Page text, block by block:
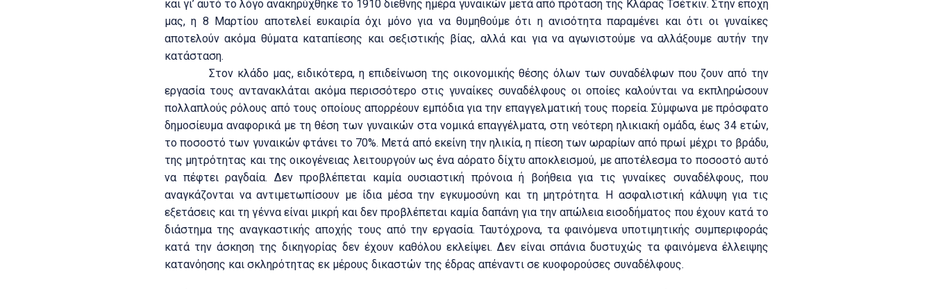
και γι’ αυτό το λόγο ανακηρύχθηκε το 1910 διεθνής ημέρα γυναικών μετά από πρόταση της Κλάρας Τσέτκιν. Στην εποχή
μας, η 8 Μαρτίου αποτελεί ευκαιρία όχι μόνο για να θυμηθούμε ότι η ανισότητα παραμένει και ότι οι γυναίκες
αποτελούν ακόμα θύματα καταπίεσης και σεξιστικής βίας, αλλά και για να αγωνιστούμε να αλλάξουμε αυτήν την
κατάσταση.
Στον κλάδο μας, ειδικότερα, η επιδείνωση της οικονομικής θέσης όλων των συναδέλφων που ζουν από την
εργασία τους αντανακλάται ακόμα περισσότερο στις γυναίκες συναδέλφους οι οποίες καλούνται να εκπληρώσουν
πολλαπλούς ρόλους από τους οποίους απορρέουν εμπόδια για την επαγγελματική τους πορεία. Σύμφωνα με πρόσφατο
δημοσίευμα αναφορικά με τη θέση των γυναικών στα νομικά επαγγέλματα, στη νεότερη ηλικιακή ομάδα, έως 34 ετών,
το ποσοστό των γυναικών φτάνει το 70%. Μετά από εκείνη την ηλικία, η πίεση των ωραρίων από πρωί μέχρι το βράδυ,
της μητρότητας και της οικογένειας λειτουργούν ως ένα αόρατο δίχτυ αποκλεισμού, με αποτέλεσμα το ποσοστό αυτό
να πέφτει ραγδαία. Δεν προβλέπεται καμία ουσιαστική πρόνοια ή βοήθεια για τις γυναίκες συναδέλφους, που
αναγκάζονται να αντιμετωπίσουν με ίδια μέσα την εγκυμοσύνη και τη μητρότητα. Η ασφαλιστική κάλυψη για τις
εξετάσεις και τη γέννα είναι μικρή και δεν προβλέπεται καμία δαπάνη για την απώλεια εισοδήματος που έχουν κατά το
διάστημα της αναγκαστικής αποχής τους από την εργασία. Ταυτόχρονα, τα φαινόμενα υποτιμητικής συμπεριφοράς
κατά την άσκηση της δικηγορίας δεν έχουν καθόλου εκλείψει. Δεν είναι σπάνια δυστυχώς τα φαινόμενα έλλειψης
κατανόησης και σκληρότητας εκ μέρους δικαστών της έδρας απέναντι σε κυοφορούσες συναδέλφους.